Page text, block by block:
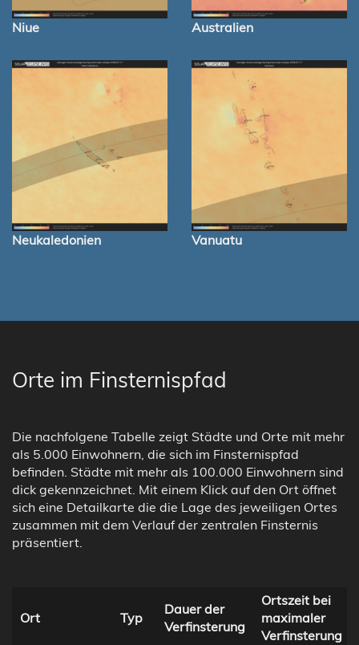
Niue Australien
Neukaledonien Vanuatu
Orte im Finsternispfad
Die nachfolgene Tabelle zeigt Städte und Orte mit mehr
als 5.000 Einwohnern, die sich im Finsternispfad
befinden. Städte mit mehr als 100.000 Einwohnern sind
dick gekennzeichnet. Mit einem Klick auf den Ort öffnet
sich eine Detailkarte die die Lage des jeweiligen Ortes
zusammen mit dem Verlauf der zentralen Finsternis
präsentiert.
Ort Typ
Dauer der
Verfinsterung
Ortszeit bei
maximaler
Verfinsterung